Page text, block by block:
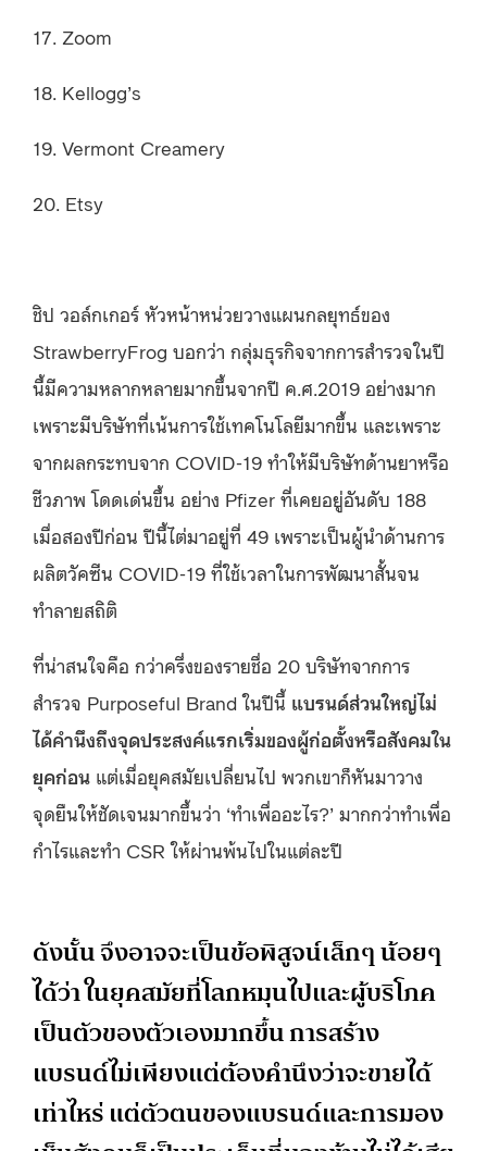
17. Zoom
18. Kellogg’s
19. Vermont Creamery
20. Etsy
ชิป วอล์กเกอร์ หัวหน้าหน่วยวางแผนกลยุทธ์ของ
StrawberryFrog บอกว่า กลุ่มธุรกิจจากการสำรวจในปี
นี้มีความหลากหลายมากขึ้นจากปี ค.ศ.2019 อย่างมาก
เพราะมีบริษัทที่เน้นการใช้เทคโนโลยีมากขึ้น และเพราะ
จากผลกระทบจาก COVID-19 ทำให้มีบริษัทด้านยาหรือ
ชีวภาพ โดดเด่นขึ้น อย่าง Pfizer ที่เคยอยู่อันดับ 188
เมื่อสองปีก่อน ปีนี้ไต่มาอยู่ที่ 49 เพราะเป็นผู้นำด้านการ
ผลิตวัคซีน COVID-19 ที่ใช้เวลาในการพัฒนาสั้นจน
ทำลายสถิติ
ที่น่าสนใจคือ กว่าครึ่งของรายชื่อ 20 บริษัทจากการ
สำรวจ Purposeful Brand ในปีนี้ แบรนด์ส่วนใหญ่ไม่
ได้คำนึงถึงจุดประสงค์แรกเริ่มของผู้ก่อตั้งหรือสังคมใน
ยุคก่อน แต่เมื่อยุคสมัยเปลี่ยนไป พวกเขาก็หันมาวาง
จุดยืนให้ชัดเจนมากขึ้นว่า ‘ทำเพื่ออะไร?’ มากกว่าทำเพื่อ
กำไรและทำ CSR ให้ผ่านพ้นไปในแต่ละปี
ดังนั้น จึงอาจจะเป็นข้อพิสูจน์เล็กๆ น้อยๆ
ได้ว่า ในยุคสมัยที่โลกหมุนไปและผู้บริโภค
เป็นตัวของตัวเองมากขึ้น การสร้าง
แบรนด์ไม่เพียงแต่ต้องคำนึงว่าจะขายได้
เท่าไหร่ แต่ตัวตนของแบรนด์และการมอง